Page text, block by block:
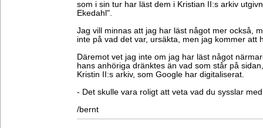
som i sin tur har läst dem i Kristian II:s arkiv
Ekedahl".
Jag vill minnas att jag har läst något mer också,
inte på vad det var, ursäkta, men jag kommer att
Däremot vet jag inte om jag har läst något
hans anhöriga dränktes än vad som står på
Kristin II:s arkiv, som Google har digitaliserat.
- Det skulle vara roligt att veta vad du sysslar
/bernt